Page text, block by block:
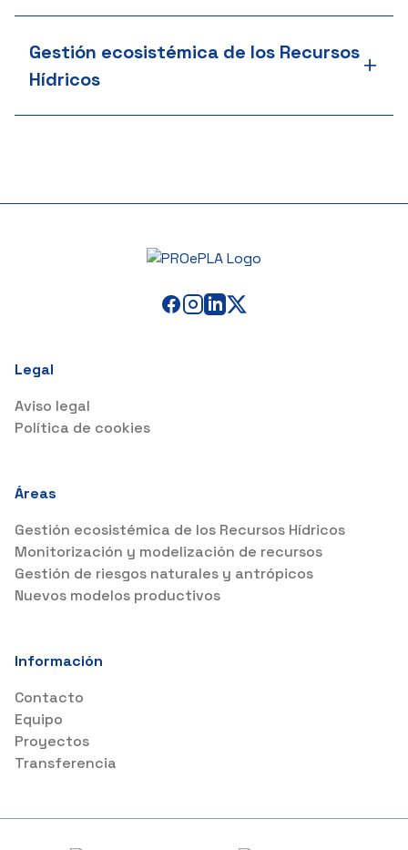
Gestión ecosistémica de los Recursos
Hídricos
+
Legal
Aviso legal
Política de cookies
Áreas
Gestión ecosistémica de los Recursos Hídricos
Monitorización y modelización de recursos
Gestión de riesgos naturales y antrópicos
Nuevos modelos productivos
Información
Contacto
Equipo
Proyectos
Transferencia